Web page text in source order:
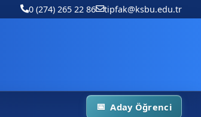
0 (274) 265 22 86 tipfak@ksbu.edu.tr
Aday Öğrenci